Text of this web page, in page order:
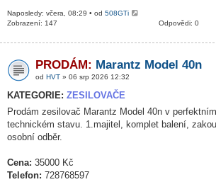
Naposledy: včera, 08:29 • od 508GTi
Odpovědi: 0
Zobrazení: 147
PRODÁM: Marantz Model 40n
od HVT » 06 srp 2026 12:32
KATEGORIE: ZESILOVAČE
Prodám zesilovač Marantz Model 40n v
technickém stavu. 1.majitel, komplet balení,
osobní odběr.
Cena: 35000 Kč
Telefon: 728768597